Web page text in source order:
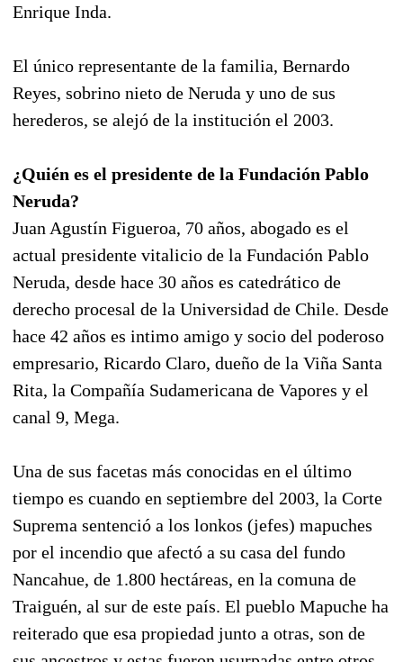
Enrique Inda.
El único representante de la familia, Bernardo
Reyes, sobrino nieto de Neruda y uno de sus
herederos, se alejó de la institución el 2003.
¿Quién es el presidente de la Fundación Pablo
Neruda?
Juan Agustín Figueroa, 70 años, abogado es el
actual presidente vitalicio de la Fundación Pablo
Neruda, desde hace 30 años es catedrático de
derecho procesal de la Universidad de Chile. Desde
hace 42 años es intimo amigo y socio del poderoso
empresario, Ricardo Claro, dueño de la Viña Santa
Rita, la Compañía Sudamericana de Vapores y el
canal 9, Mega.
Una de sus facetas más conocidas en el último
tiempo es cuando en septiembre del 2003, la Corte
Suprema sentenció a los lonkos (jefes) mapuches
por el incendio que afectó a su casa del fundo
Nancahue, de 1.800 hectáreas, en la comuna de
Traiguén, al sur de este país. El pueblo Mapuche ha
reiterado que esa propiedad junto a otras, son de